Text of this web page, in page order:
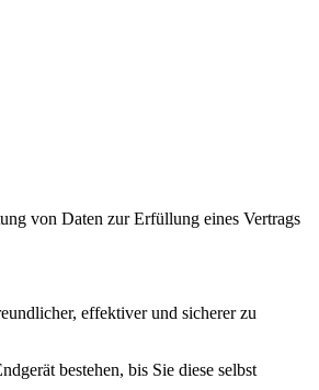
von Daten zur Erfüllung eines Vertrags
effektiver und sicherer zu
bestehen, bis Sie diese selbst